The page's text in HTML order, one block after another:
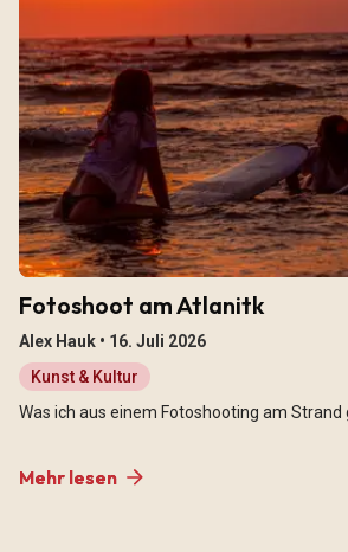
Fotoshoot am Atlanitk
Alex Hauk • 16. Juli 2026
Kunst & Kultur
Was ich aus einem Fotoshooting am Strand
Mehr lesen